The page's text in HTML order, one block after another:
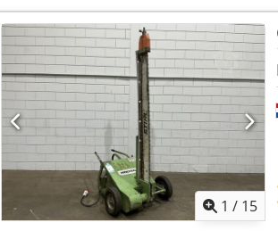
mérete: 1260x1000 mm - méretek (hossz/
ELŐNYÖK – olasz gyártmány – nagyon jó
4,20 EUR-os árfolyamtól függően (Az árak a
1 / 15